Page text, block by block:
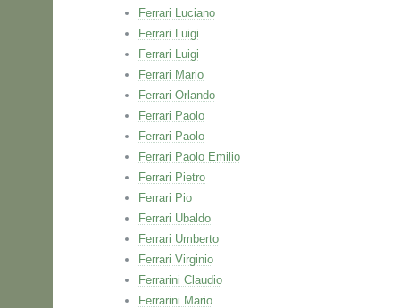
Ferrari Luciano
Ferrari Luigi
Ferrari Luigi
Ferrari Mario
Ferrari Orlando
Ferrari Paolo
Ferrari Paolo
Ferrari Paolo Emilio
Ferrari Pietro
Ferrari Pio
Ferrari Ubaldo
Ferrari Umberto
Ferrari Virginio
Ferrarini Claudio
Ferrarini Mario